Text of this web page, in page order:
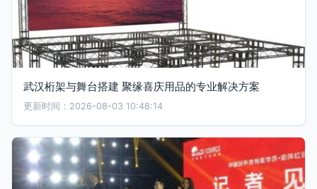
武汉桁架与舞台搭建 聚缘喜庆用品的专业解决方案
更新时间：2026-08-03 10:48:14